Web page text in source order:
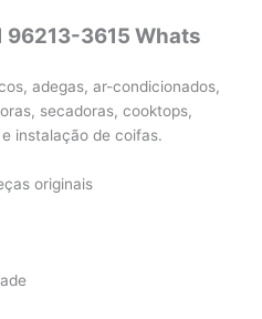
96213-3615 Whats
adegas, ar-condicionados,
secadoras, cooktops,
instalação de coifas.
originais